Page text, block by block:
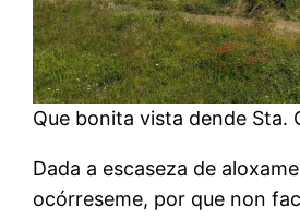
Que bonita vista dende Sta.
Dada a escaseza de
ocórreseme, por que non